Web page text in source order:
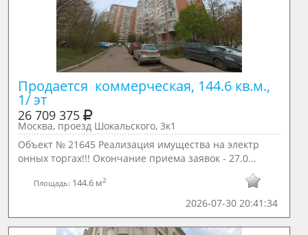
Продается  коммерческая, 144.6 кв.м.,
1/ эт
26 709 375
Москва, проезд Шокальского, 3к1
Объект № 21645 Реализация имущества на электр
онных торгах!!! Окончание приема заявок - 27.0...
Площадь: 144.6 м2
2026-07-30 20:41:34